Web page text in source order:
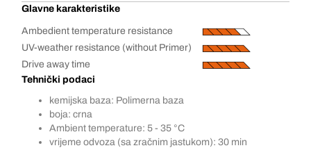
Glavne karakteristike
Ambedient temperature resistance
UV-weather resistance (without Primer)
Drive away time
Tehnički podaci
kemijska baza: Polimerna baza
boja: crna
Ambient temperature: 5 - 35 °C
vrijeme odvoza (sa zračnim jastukom): 30 min